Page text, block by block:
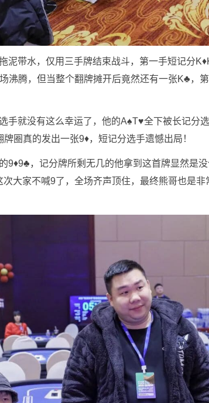
泥带水，仅用三手牌结束战斗，第一手短记分
沸腾，但当整个翻牌摊开后竟然还有一张K♣️，
手就没有这么幸运了，他的A♠️T♥️全下被长记分
圈真的发出一张9♦️，短记分选手遗憾出局！
9♦️9♣️，记分牌所剩无几的他拿到这首牌显然是
大家不喊9了，全场齐声顶住，最终熊哥也是